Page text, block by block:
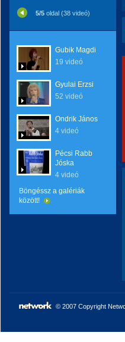
5/5 oldal (38 videó)
Gubik Magdi
19 videó
Gyulai Erzsi
52 videó
Ondrik János
4 videó
Pécsi Rabb
Jóska
4 videó
Böngéssz a galériák
között!
© 2007 Copyright